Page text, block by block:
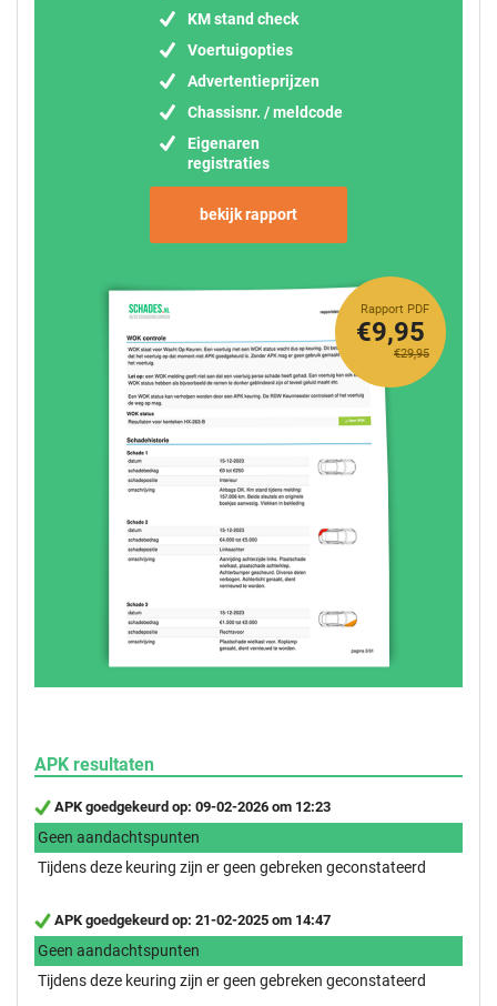
KM stand check
Voertuigopties
Advertentieprijzen
Chassisnr. / meldcode
Eigenaren
registraties
bekijk rapport
Rapport PDF
€29,95
€9,95
APK resultaten
APK goedgekeurd op: 09-02-2026 om 12:23
Geen aandachtspunten
Tijdens deze keuring zijn er geen gebreken geconstateerd
APK goedgekeurd op: 21-02-2025 om 14:47
Geen aandachtspunten
Tijdens deze keuring zijn er geen gebreken geconstateerd